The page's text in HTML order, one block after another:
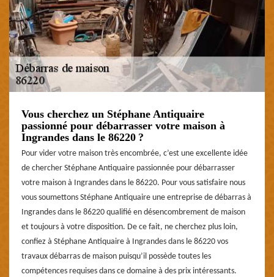
Vous cherchez un Stéphane Antiquaire
passionné pour débarrasser votre maison à
Ingrandes dans le 86220 ?
Pour vider votre maison très encombrée, c’est une excellente idée
de chercher Stéphane Antiquaire passionnée pour débarrasser
votre maison à Ingrandes dans le 86220. Pour vous satisfaire nous
vous soumettons Stéphane Antiquaire une entreprise de débarras à
Ingrandes dans le 86220 qualifié en désencombrement de maison
et toujours à votre disposition. De ce fait, ne cherchez plus loin,
confiez à Stéphane Antiquaire à Ingrandes dans le 86220 vos
travaux débarras de maison puisqu’il possède toutes les
compétences requises dans ce domaine à des prix intéressants.